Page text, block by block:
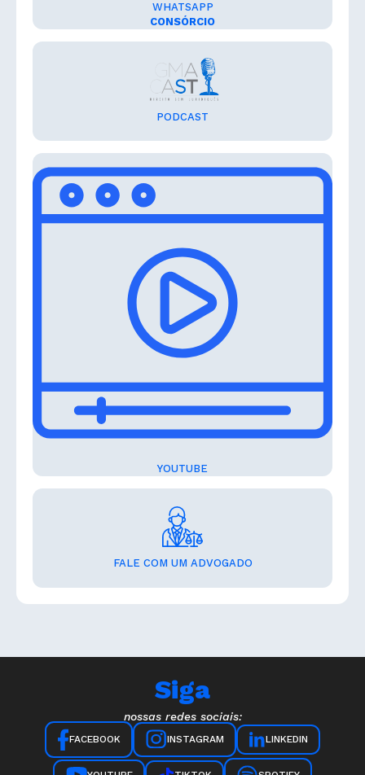
WHATSAPP
CONSÓRCIO
PODCAST
YOUTUBE
FALE COM UM ADVOGADO
Siga
nossas redes sociais:
FACEBOOK INSTAGRAM LINKEDIN